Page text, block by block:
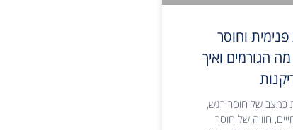
וחוסר
הגורמים ואיך
כמצב של חוסר רגש,
חוויה של חוסר